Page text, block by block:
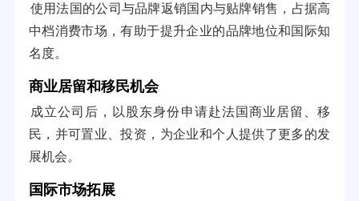
使用法国的公司与品牌返销国内与贴牌销售，占据高
中档消费市场，有助于提升企业的品牌地位和国际知
名度。
商业居留和移民机会
成立公司后，以股东身份申请赴法国商业居留、移
民，并可置业、投资，为企业和个人提供了更多的发
展机会。
国际市场拓展